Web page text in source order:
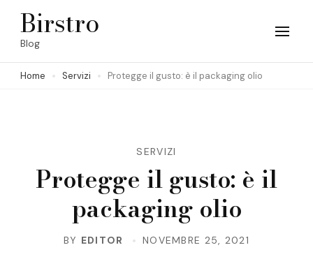
Skip
(Press
Birstro
Blog
Home Servizi Protegge il gusto: è il packaging olio
SERVIZI
Protegge il gusto: è il
packaging olio
BY EDITOR NOVEMBRE 25, 2021